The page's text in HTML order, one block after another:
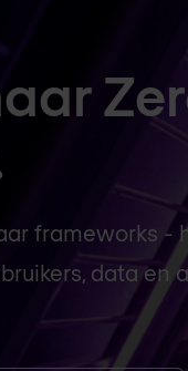
frameworks
data en